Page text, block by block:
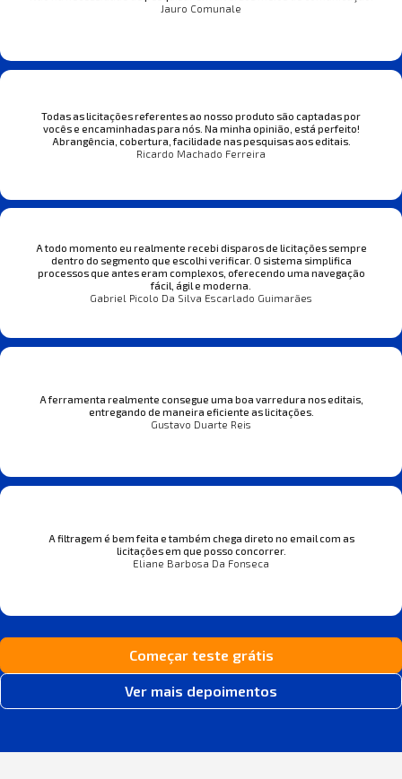
Jauro Comunale
Todas as licitações referentes ao nosso produto são captadas por
vocês e encaminhadas para nós. Na minha opinião, está perfeito!
Abrangência, cobertura, facilidade nas pesquisas aos editais.
Ricardo Machado Ferreira
A todo momento eu realmente recebi disparos de licitações sempre
dentro do segmento que escolhi verificar. O sistema simplifica
processos que antes eram complexos, oferecendo uma navegação
fácil, ágil e moderna.
Gabriel Picolo Da Silva Escarlado Guimarães
A ferramenta realmente consegue uma boa varredura nos editais,
entregando de maneira eficiente as licitações.
Gustavo Duarte Reis
A filtragem é bem feita e também chega direto no email com as
licitações em que posso concorrer.
Eliane Barbosa Da Fonseca
Começar teste grátis
Ver mais depoimentos